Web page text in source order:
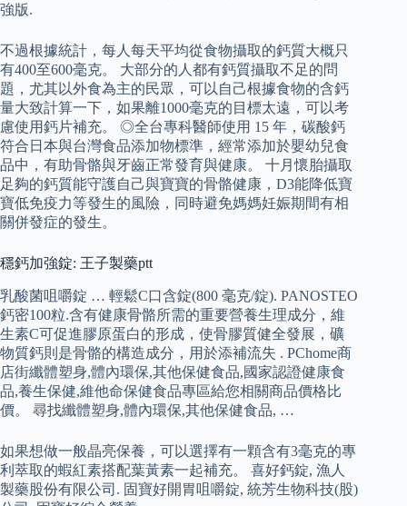
強版.
不過根據統計，每人每天平均從食物攝取的鈣質大概只
有400至600毫克。 大部分的人都有鈣質攝取不足的問
題，尤其以外食為主的民眾，可以自己根據食物的含鈣
量大致計算一下，如果離1000毫克的目標太遠，可以考
慮使用鈣片補充。 ◎全台專科醫師使用 15 年，碳酸鈣
符合日本與台灣食品添加物標準，經常添加於嬰幼兒食
品中，有助骨骼與牙齒正常發育與健康。 十月懷胎攝取
足夠的鈣質能守護自己與寶寶的骨骼健康，D3能降低寶
寶低免疫力等發生的風險，同時避免媽媽妊娠期間有相
關併發症的發生。
穩鈣加強錠: 王子製藥ptt
乳酸菌咀嚼錠 … 輕鬆C口含錠(800 毫克/錠). PANOSTEO
鈣密100粒.含有健康骨骼所需的重要營養生理成分，維
生素C可促進膠原蛋白的形成，使骨膠質健全發展，礦
物質鈣則是骨骼的構造成分，用於添補流失 . PChome商
店街纖體塑身,體內環保,其他保健食品,國家認證健康食
品,養生保健,維他命保健食品專區給您相關商品價格比
價。 尋找纖體塑身,體內環保,其他保健食品, …
如果想做一般晶亮保養，可以選擇有一顆含有3毫克的專
利萃取的蝦紅素搭配葉黃素一起補充。 喜好鈣錠, 漁人
製藥股份有限公司. 固寶好開胃咀嚼錠, 統芳生物科技(股)